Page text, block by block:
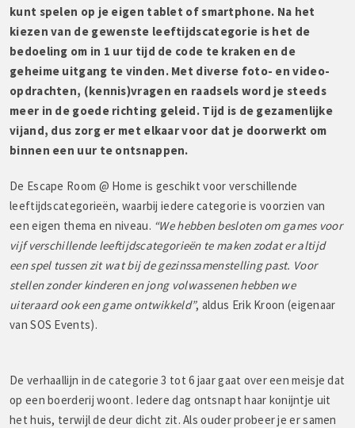
kunt spelen op je eigen tablet of smartphone. Na het
kiezen van de gewenste leeftijdscategorie is het de
bedoeling om in 1 uur tijd de code te kraken en de
geheime uitgang te vinden. Met diverse foto- en video-
opdrachten, (kennis)vragen en raadsels word je steeds
meer in de goede richting geleid. Tijd is de gezamenlijke
vijand, dus zorg er met elkaar voor dat je doorwerkt om
binnen een uur te ontsnappen.
De Escape Room @ Home is geschikt voor verschillende
leeftijdscategorieën, waarbij iedere categorie is voorzien van
een eigen thema en niveau. “We hebben besloten om games voor
vijf verschillende leeftijdscategorieën te maken zodat er altijd
een spel tussen zit wat bij de gezinssamenstelling past. Voor
stellen zonder kinderen en jong volwassenen hebben we
uiteraard ook een game ontwikkeld”, aldus Erik Kroon (eigenaar
van SOS Events).
De verhaallijn in de categorie 3 tot 6 jaar gaat over een meisje dat
op een boerderij woont. Iedere dag ontsnapt haar konijntje uit
het huis, terwijl de deur dicht zit. Als ouder probeer je er samen